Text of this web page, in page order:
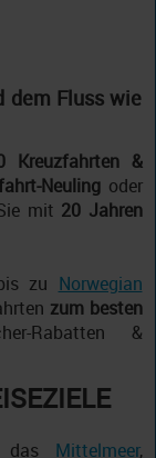
dem Fluss wie
Kreuzfahrten &
Neuling oder
mit 20 Jahren
zu Norwegian
zum besten
Rabatten &
das Mittelmeer,